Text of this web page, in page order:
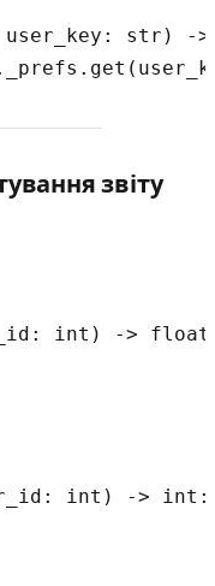
str) -
звіту
int) ->
int) -> int: